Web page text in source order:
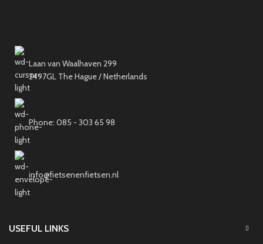
Laan van Waalhaven 299
2497GL The Hague / Netherlands
Phone: 085 - 303 65 98
info@fietsenenfietsen.nl
USEFUL LINKS